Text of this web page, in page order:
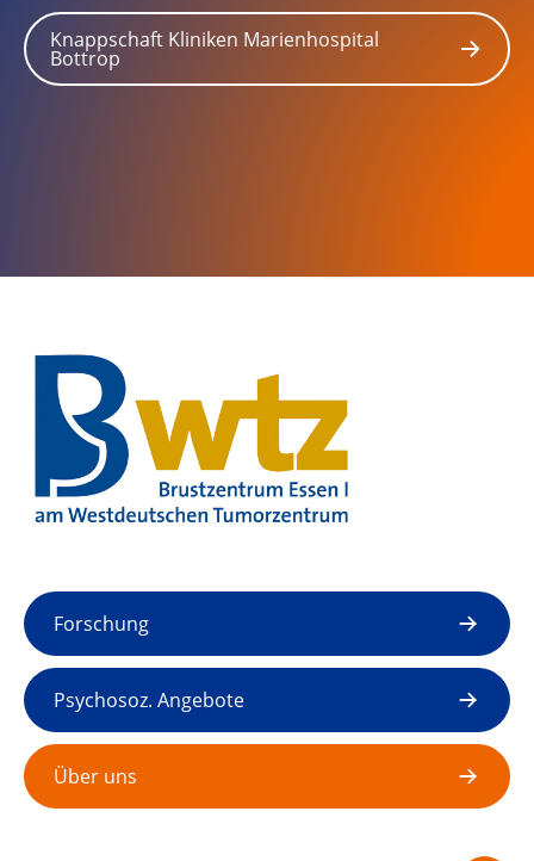
Akut Sprechstunde
Marienhospital Bottrop
Knappschaft Kliniken Marienhospital
Bottrop
Forschung
Psychosoz. Angebote
Über uns